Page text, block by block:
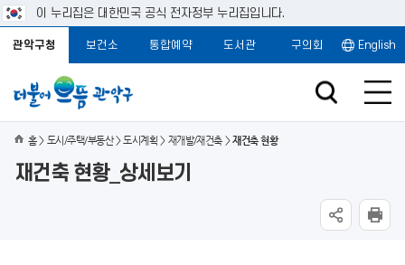
이 누리집은 대한민국 공식 전자정부 누리집입니다.
관악구청 보건소 통합예약 도서관 구의회 English
홈 도시/주택/부동산 도시계획 재개발/재건축 재건축 현황
재건축 현황_상세보기